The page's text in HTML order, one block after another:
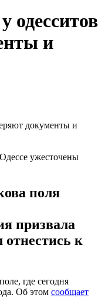
одесситов
и
ужесточены
поля
призвала
отнестись к
где сегодня
Об этом сообщает